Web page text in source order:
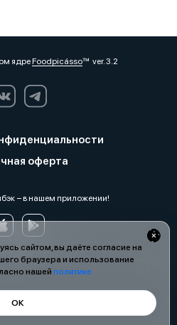
сайтом, вы даёте согласие на
браузера и использование
нашей политике
ОК
ядреFoodpicássover. 3.2
оферта
− в нашем приложении!